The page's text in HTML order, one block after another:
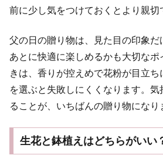
前に少し気をつけておくとより親切
父の日の贈り物は、見た目の印象だ
あとに快適に楽しめるかも大切なポ
きは、香りが控えめで花粉が目立ち
を選ぶと失敗しにくくなります。気
ることが、いちばんの贈り物になり
生花と鉢植えはどちらがいい